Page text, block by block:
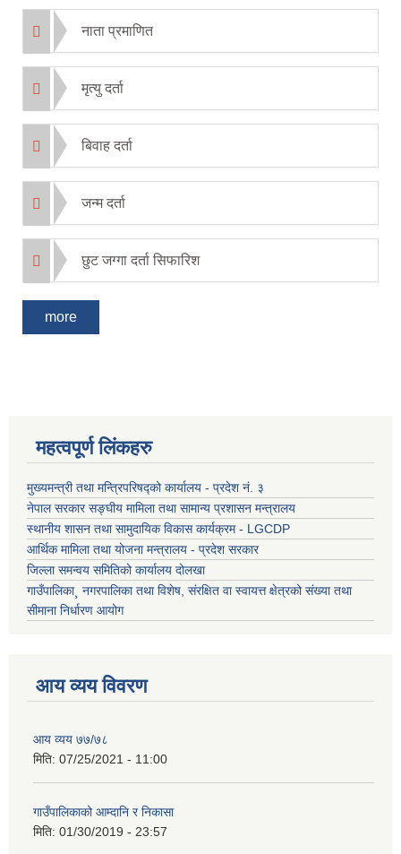
नाता प्रमाणित
मृत्यु दर्ता
बिवाह दर्ता
जन्म दर्ता
छुट जग्गा दर्ता सिफारिश
more
महत्वपूर्ण लिंकहरु
मुख्यमन्त्री तथा मन्त्रिपरिषद्को कार्यालय - प्रदेश नं. ३
नेपाल सरकार सङ्घीय मामिला तथा सामान्य प्रशासन मन्त्रालय
स्थानीय शासन तथा सामुदायिक विकास कार्यक्रम - LGCDP
आर्थिक मामिला तथा योजना मन्त्रालय - प्रदेश सरकार
जिल्ला समन्वय समितिको कार्यालय दोलखा
गाउँपालिका¸ नगरपालिका तथा विशेष, संरक्षित वा स्वायत्त क्षेत्रको संख्या तथा
सीमाना निर्धारण आयोग
आय व्यय विवरण
आय व्यय ७७/७८
मिति: 07/25/2021 - 11:00
गाउँपालिकाको आम्दानि र निकासा
मिति: 01/30/2019 - 23:57